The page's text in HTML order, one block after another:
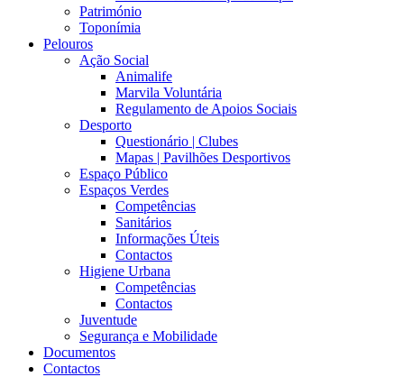
Património
Toponímia
Pelouros
Ação Social
Animalife
Marvila Voluntária
Regulamento de Apoios Sociais
Desporto
Questionário | Clubes
Mapas | Pavilhões Desportivos
Espaço Público
Espaços Verdes
Competências
Sanitários
Informações Úteis
Contactos
Higiene Urbana
Competências
Contactos
Juventude
Segurança e Mobilidade
Documentos
Contactos